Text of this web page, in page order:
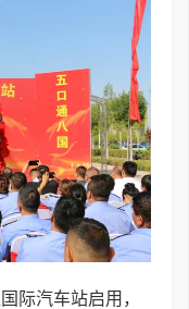
际汽车站启用，